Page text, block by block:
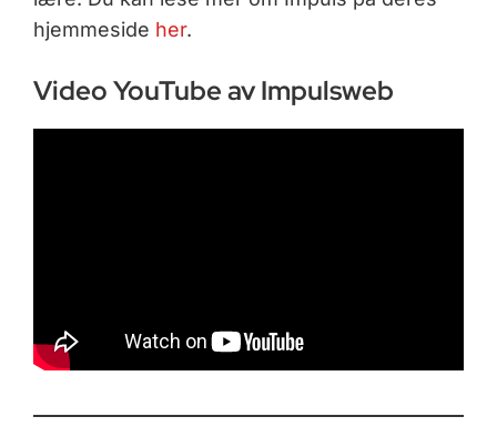
hjemmeside her.
Video YouTube av Impulsweb